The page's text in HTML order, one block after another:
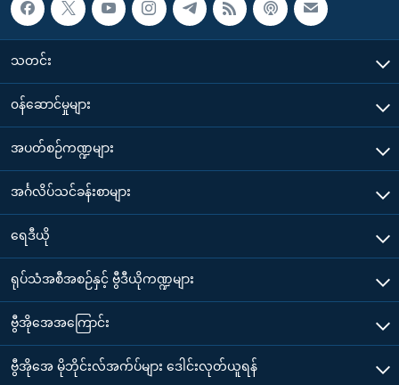
သတင်း
၀န်ဆောင်မှုများ
အပတ်စဉ်ကဏ္ဍများ
အင်္ဂလိပ်သင်ခန်းစာများ
ရေဒီယို
ရုပ်သံအစီအစဉ်နှင့် ဗွီဒီယိုကဏ္ဍများ
ဗွီအိုအေအကြောင်း
ဗွီအိုအေ မိုဘိုင်းလ်အက်ပ်များ ဒေါင်းလုတ်ယူရန်